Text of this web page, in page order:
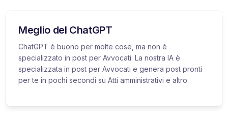
Meglio del ChatGPT
ChatGPT è buono per molte cose, ma non è
specializzato in post per Avvocati. La nostra IA è
specializzata in post per Avvocati e genera post pronti
per te in pochi secondi su Atti amministrativi e altro.